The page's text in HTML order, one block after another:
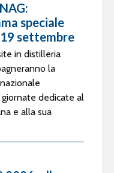
speciale
settembre
in distilleria
la
giornate dedicate al
e alla sua